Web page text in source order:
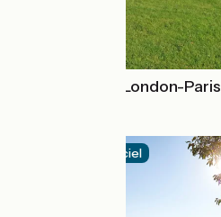
Avenue Verte London-Paris
Itinéraire officiel